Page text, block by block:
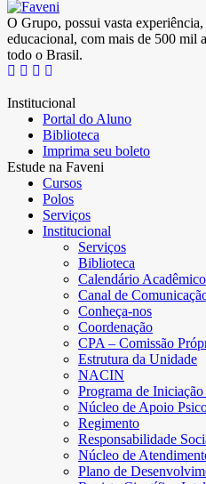
O Grupo, possui vasta
educacional, com mais de 500 mil
todo o Brasil.
Institucional
Portal do Aluno
Biblioteca
Imprima seu boleto
Estude na Faveni
Cursos
Polos
Serviços
Institucional
Serviços
Biblioteca
Calendário
Canal de
Conheça-nos
Coordenação
CPA – Comissão
Estrutura da Unidade
NACIN
Programa de
Núcleo de Apoio
Regimento
Responsabilidade
Núcleo de
Plano de